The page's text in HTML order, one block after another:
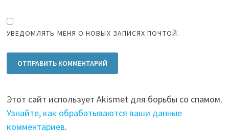
УВЕДОМЛЯТЬ МЕНЯ О НОВЫХ ЗАПИСЯХ ПОЧТОЙ.
Этот сайт использует Akismet для борьбы со спамом.
Узнайте, как обрабатываются ваши данные
комментариев.